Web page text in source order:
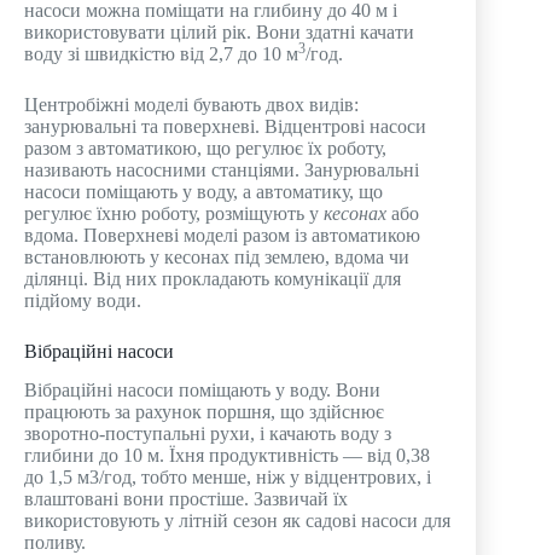
насоси можна поміщати на глибину до 40 м і
використовувати цілий рік. Вони здатні качати
воду зі швидкістю від 2,7 до 10 м3/год.
Центробіжні моделі бувають двох видів:
занурювальні та поверхневі. Відцентрові насоси
разом з автоматикою, що регулює їх роботу,
називають насосними станціями. Занурювальні
насоси поміщають у воду, а автоматику, що
регулює їхню роботу, розміщують у кесонах або
вдома. Поверхневі моделі разом із автоматикою
встановлюють у кесонах під землею, вдома чи
ділянці. Від них прокладають комунікації для
підйому води.
Вібраційні насоси
Вібраційні насоси поміщають у воду. Вони
працюють за рахунок поршня, що здійснює
зворотно-поступальні рухи, і качають воду з
глибини до 10 м. Їхня продуктивність — від 0,38
до 1,5 м3/год, тобто менше, ніж у відцентрових, і
влаштовані вони простіше. Зазвичай їх
використовують у літній сезон як садові насоси для
поливу.